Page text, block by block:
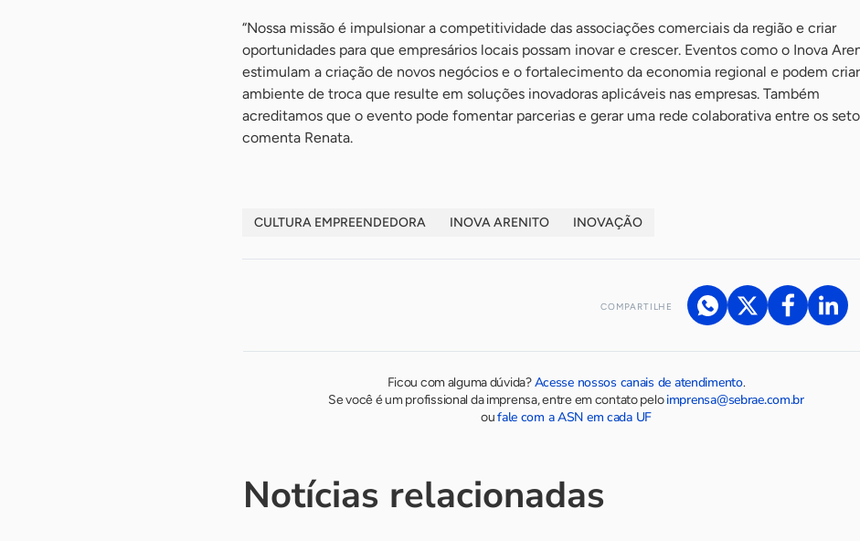
“Nossa missão é impulsionar a competitividade das associações comerciais da região e criar
oportunidades para que empresários locais possam inovar e crescer. Eventos como o Inova
estimulam a criação de novos negócios e o fortalecimento da economia regional e podem
ambiente de troca que resulte em soluções inovadoras aplicáveis nas empresas. Também
acreditamos que o evento pode fomentar parcerias e gerar uma rede colaborativa entre os
comenta Renata.
CULTURA EMPREENDEDORA INOVA ARENITO INOVAÇÃO
COMPARTILHE
Ficou com alguma dúvida?Acesse nossos canais de atendimento.
Se você é um profissional da imprensa, entre em contato peloimprensa@sebrae.com.br
oufale com a ASN em cada UF
Notícias relacionadas